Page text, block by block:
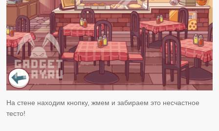
На стене находим кнопку, жмем и забираем это несчастное
тесто!